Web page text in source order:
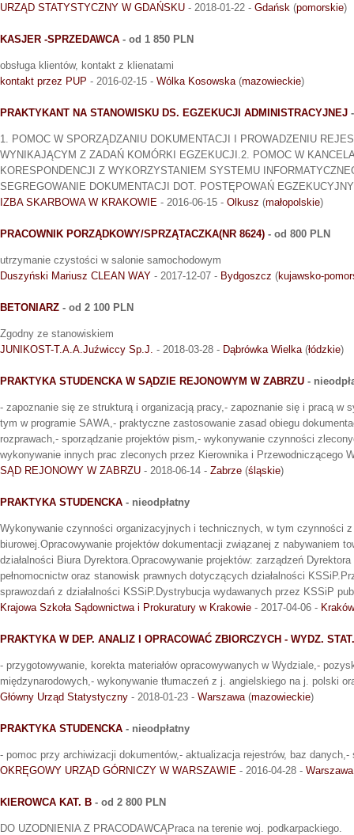
URZĄD STATYSTYCZNY W GDAŃSKU - 2018-01-22 - Gdańsk (pomorskie)
KASJER -SPRZEDAWCA - od 1 850 PLN
obsługa klientów, kontakt z klienatami
kontakt przez PUP - 2016-02-15 - Wólka Kosowska (mazowieckie)
PRAKTYKANT NA STANOWISKU DS. EGZEKUCJI ADMINISTRACYJNEJ
1. POMOC W SPORZĄDZANIU DOKUMENTACJI I PROWADZENIU
WYNIKAJĄCYM Z ZADAŃ KOMÓRKI EGZEKUCJI.2. POMOC W
KORESPONDENCJI Z WYKORZYSTANIEM SYSTEMU
SEGREGOWANIE DOKUMENTACJI DOT. POSTĘPOWAŃ
IZBA SKARBOWA W KRAKOWIE - 2016-06-15 - Olkusz (małopolskie)
PRACOWNIK PORZĄDKOWY/SPRZĄTACZKA(NR 8624) - od 800 PLN
utrzymanie czystości w salonie samochodowym
Duszyński Mariusz CLEAN WAY - 2017-12-07 - Bydgoszcz (kujawsko-
BETONIARZ - od 2 100 PLN
Zgodny ze stanowiskiem
JUNIKOST-T.A.A.Juźwiccy Sp.J. - 2018-03-28 - Dąbrówka Wielka (łódzkie)
PRAKTYKA STUDENCKA W SĄDZIE REJONOWYM W ZABRZU -
- zapoznanie się ze strukturą i organizacją pracy,- zapoznanie się i pracą w
tym w programie SAWA,- praktyczne zastosowanie zasad obiegu
rozprawach,- sporządzanie projektów pism,- wykonywanie czynności
wykonywanie innych prac zleconych przez Kierownika i Przewodniczącego
SĄD REJONOWY W ZABRZU - 2018-06-14 - Zabrze (śląskie)
PRAKTYKA STUDENCKA - nieodpłatny
Wykonywanie czynności organizacyjnych i technicznych, w tym czynności z
biurowej.Opracowywanie projektów dokumentacji związanej z nabywaniem
działalności Biura Dyrektora.Opracowywanie projektów: zarządzeń
pełnomocnictw oraz stanowisk prawnych dotyczących działalności
sprawozdań z działalności KSSiP.Dystrybucja wydawanych przez KSSiP
Krajowa Szkoła Sądownictwa i Prokuratury w Krakowie - 2017-04-06 - Kraków
PRAKTYKA W DEP. ANALIZ I OPRACOWAĆ ZBIORCZYCH - WYDZ.
- przygotowywanie, korekta materiałów opracowywanych w Wydziale,-
międzynarodowych,- wykonywanie tłumaczeń z j. angielskiego na j. polski
Główny Urząd Statystyczny - 2018-01-23 - Warszawa (mazowieckie)
PRAKTYKA STUDENCKA - nieodpłatny
- pomoc przy archiwizacji dokumentów,- aktualizacja rejestrów, baz
OKRĘGOWY URZĄD GÓRNICZY W WARSZAWIE - 2016-04-28 - Warszawa
KIEROWCA KAT. B - od 2 800 PLN
DO UZODNIENIA Z PRACODAWCĄPraca na terenie woj. podkarpackiego.